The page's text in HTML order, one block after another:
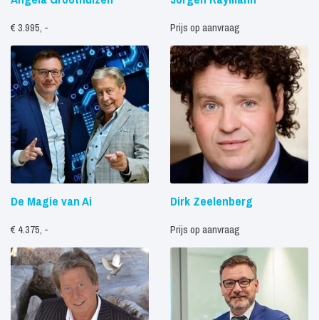
€ 3.995, - Prijs op aanvraag
De Magie van Ai
€ 4.375, -
Dirk Zeelenberg
Prijs op aanvraag